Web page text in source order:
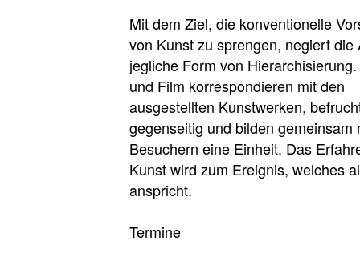
Mit dem Ziel, die konventionelle
von Kunst zu sprengen, negiert die
jegliche Form von
und Film korrespondieren mit den
ausgestellten Kunstwerken,
gegenseitig und bilden gemeinsam
Besuchern eine Einheit. Das
Kunst wird zum Ereignis, welches
anspricht.
Termine